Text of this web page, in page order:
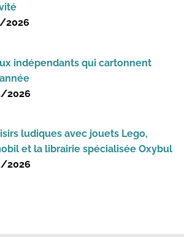
2026
indépendants qui cartonnent
2026
ludiques avec jouets Lego,
et la librairie spécialisée Oxybul
2026